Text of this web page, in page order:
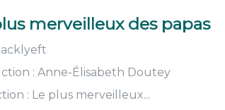
merveilleux des papas
: Anne-Élisabeth Doutey
: Le plus merveilleux...